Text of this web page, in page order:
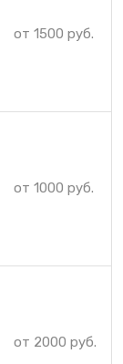
от 1500 руб.
от 1000 руб.
от 2000 руб.